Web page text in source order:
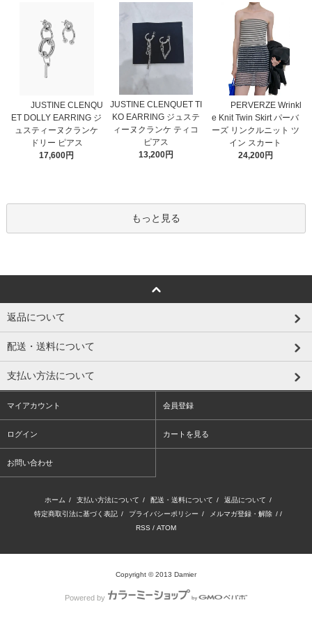
JUSTINE CLENQU
ET DOLLY EARRING ジ
ュスティーヌクランケ
ドリー ピアス
17,600円
JUSTINE CLENQUET TI
KO EARRING ジュステ
ィーヌクランケ ティコ
ピアス
13,200円
PERVERZE Wrinkl
e Knit Twin Skirt パーバ
ーズ リンクルニット ツ
イン スカート
24,200円
もっと見る
返品について
配送・送料について
支払い方法について
マイアカウント 会員登録
ログイン カートを見る
お問い合わせ
ホーム / 支払い方法について / 配送・送料について / 返品について /
特定商取引法に基づく表記 / プライバシーポリシー / メルマガ登録・解除 / /
RSS / ATOM
Copyright © 2013 Damier
Powered by